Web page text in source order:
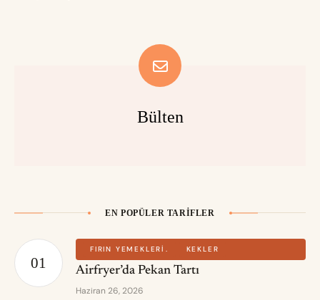
Bülten
EN POPÜLER TARIFLER
FIRIN YEMEKLERI KEKLER
Airfryer’da Pekan Tartı
Haziran 26, 2026